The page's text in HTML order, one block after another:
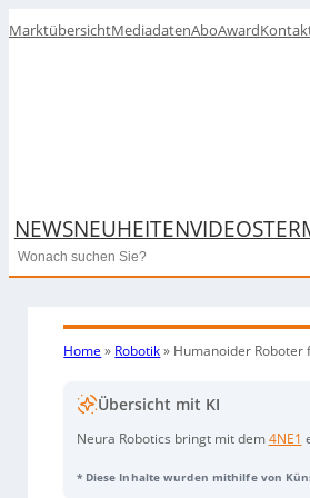
MarktübersichtMediadatenAboAward
NEWSNEUHEITENVIDEOS
Search
Home » Robotik» Humanoider Roboter
Übersicht mit KI
Neura Robotics bringt mit dem4NE1
komplexen Tätigkeiten in der
* Diese Inhalte wurden mithilfe von